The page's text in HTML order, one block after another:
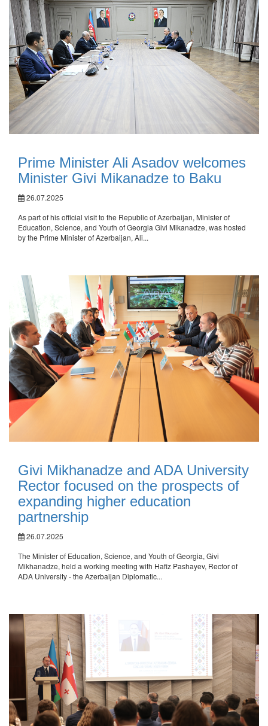
Prime Minister Ali Asadov welcomes
Minister Givi Mikanadze to Baku
26.07.2025
As part of his official visit to the Republic of Azerbaijan, Minister of
Education, Science, and Youth of Georgia Givi Mikanadze, was hosted
by the Prime Minister of Azerbaijan, Ali...
Givi Mikhanadze and ADA University
Rector focused on the prospects of
expanding higher education
partnership
26.07.2025
The Minister of Education, Science, and Youth of Georgia, Givi
Mikhanadze, held a working meeting with Hafiz Pashayev, Rector of
ADA University - the Azerbaijan Diplomatic...